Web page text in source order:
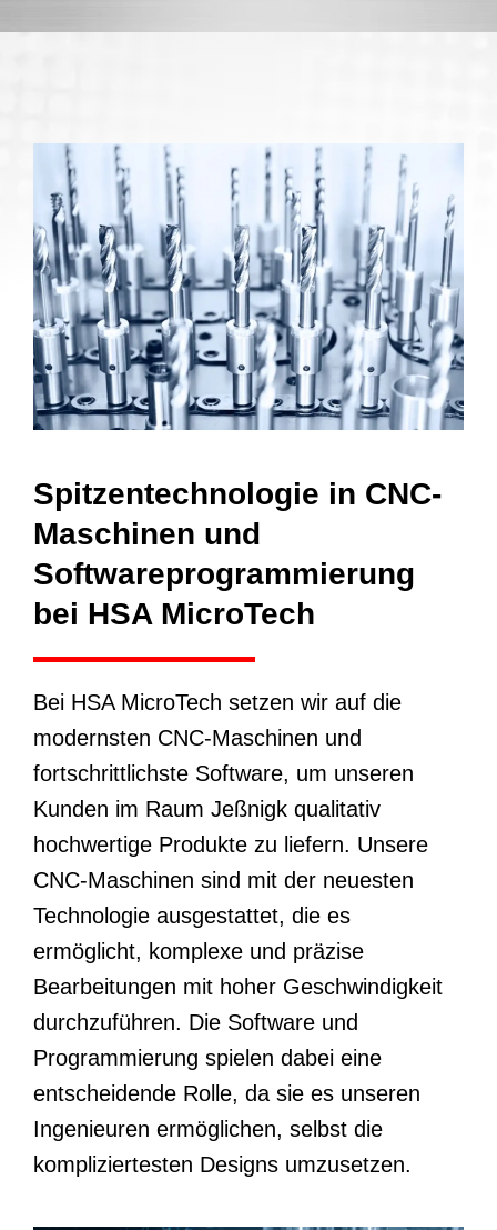
Spitzentechnologie in CNC-
Maschinen und
Softwareprogrammierung
bei HSA MicroTech
Bei HSA MicroTech setzen wir auf die
modernsten CNC-Maschinen und
fortschrittlichste Software, um unseren
Kunden im Raum Jeßnigk qualitativ
hochwertige Produkte zu liefern. Unsere
CNC-Maschinen sind mit der neuesten
Technologie ausgestattet, die es
ermöglicht, komplexe und präzise
Bearbeitungen mit hoher Geschwindigkeit
durchzuführen. Die Software und
Programmierung spielen dabei eine
entscheidende Rolle, da sie es unseren
Ingenieuren ermöglichen, selbst die
kompliziertesten Designs umzusetzen.